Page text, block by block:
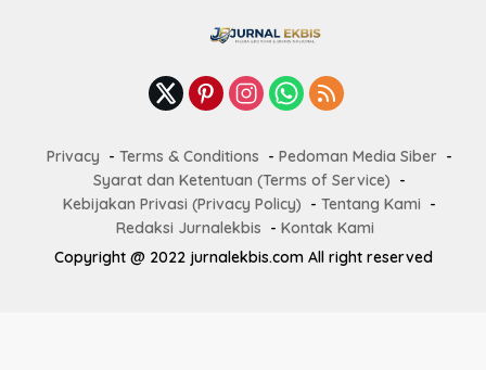
Privacy Terms & Conditions
Pedoman Media Siber
Syarat dan Ketentuan (Terms of Service)
Kebijakan Privasi (Privacy Policy)
Tentang Kami
Redaksi Jurnalekbis
Kontak Kami
Copyright @ 2022 jurnalekbis.com All right reserved